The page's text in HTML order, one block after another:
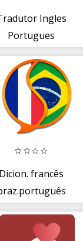
Ingles
Portugues
Dicion. francês